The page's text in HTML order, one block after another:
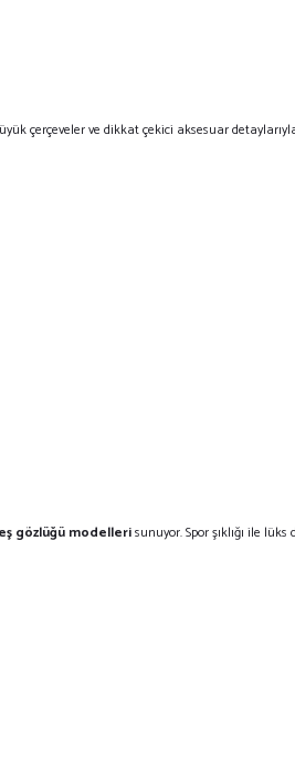
çerçeveler ve dikkat çekici aksesuar
gözlüğü modellerisunuyor. Spor şıklığı ile